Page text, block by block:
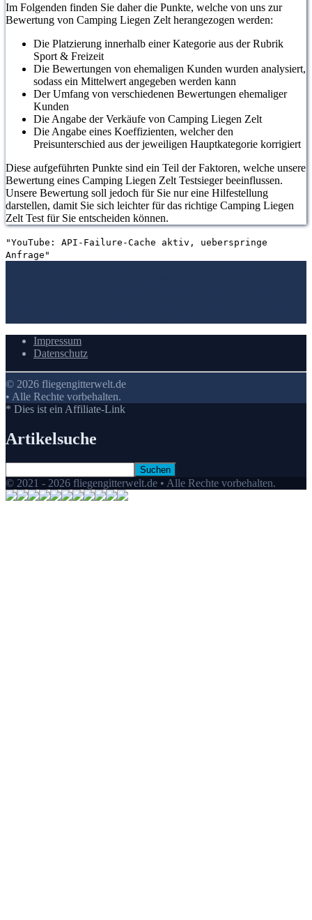
Im Folgenden finden Sie daher die Punkte, welche von uns zur
Bewertung von Camping Liegen Zelt herangezogen werden:
Die Platzierung innerhalb einer Kategorie aus der Rubrik
Sport & Freizeit
Die Bewertungen von ehemaligen Kunden wurden analysiert,
sodass ein Mittelwert angegeben werden kann
Der Umfang von verschiedenen Bewertungen ehemaliger
Kunden
Die Angabe der Verkäufe von Camping Liegen Zelt
Die Angabe eines Koeffizienten, welcher den
Preisunterschied aus der jeweiligen Hauptkategorie korrigiert
Diese aufgeführten Punkte sind ein Teil der Faktoren, welche unsere
Bewertung eines Camping Liegen Zelt Testsieger beeinflussen.
Unsere Bewertung soll jedoch für Sie nur eine Hilfestellung
darstellen, damit Sie sich leichter für das richtige Camping Liegen
Zelt Test für Sie entscheiden können.
"YouTube: API-Failure-Cache aktiv, ueberspringe
Anfrage"
Impressum
Datenschutz
© 2026 fliegengitterwelt.de
• Alle Rechte vorbehalten.
* Dies ist ein Affiliate-Link
Artikelsuche
© 2021 - 2026 fliegengitterwelt.de • Alle Rechte vorbehalten.